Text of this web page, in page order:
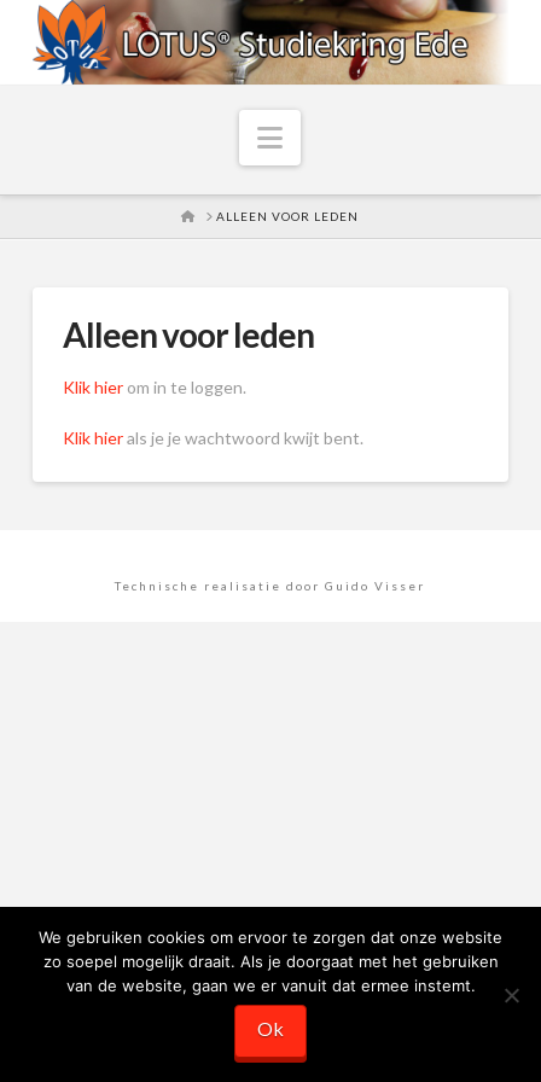
Navigation
HOMEALLEEN VOOR LEDEN
Alleen voor leden
Klik hierom in te loggen.
Klik hierals je je wachtwoord kwijt bent.
Technische realisatie door Guido Visser
We gebruiken cookies om ervoor te zorgen dat onze website
zo soepel mogelijk draait. Als je doorgaat met het gebruiken
van de website, gaan we er vanuit dat ermee instemt.
Ok